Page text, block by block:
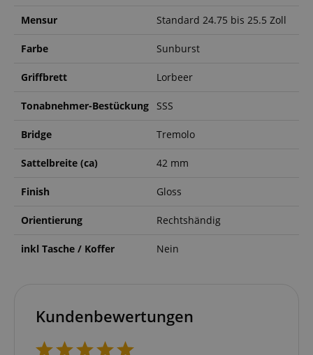
Mensur Standard 24.75 bis 25.5 Zoll
Farbe Sunburst
Griffbrett Lorbeer
Tonabnehmer-Bestückung SSS
Bridge Tremolo
Sattelbreite (ca) 42 mm
Finish Gloss
Orientierung Rechtshändig
inkl Tasche / Koffer Nein
Kundenbewertungen